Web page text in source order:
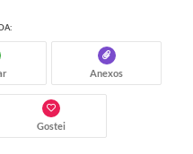
Anexos
Gostei